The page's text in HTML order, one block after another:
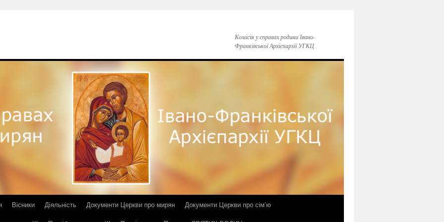
Комісія у справах родини Івано-
Франківської Архієпархії УГКЦ
Вісники Діяльність Документи Церкви про мирян
Документи Церкви про сім’ю